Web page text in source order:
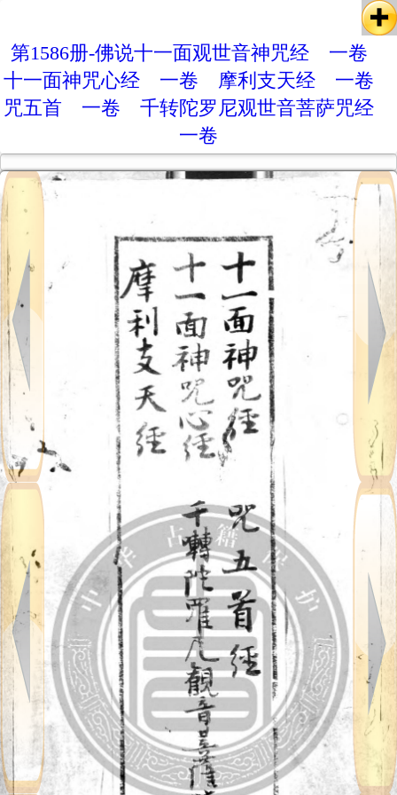
第1586册-佛说十一面观世音神咒经 一卷
十一面神咒心经 一卷 摩利支天经 一卷
咒五首 一卷 千转陀罗尼观世音菩萨咒经
一卷